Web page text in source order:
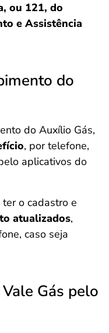
ou 121, do
e Assistência
do
do Auxílio Gás,
, por telefone,
aplicativos do
o cadastro e
atualizados,
caso seja
Gás pelo